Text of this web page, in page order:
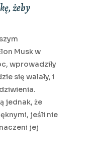
żeby
Musk w
wprowadziły
się walały, i
jednak, że
jeśli nie
jej